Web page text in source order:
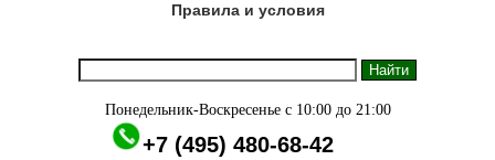
Правила и условия
Понедельник-Воскресенье с 10:00 до 21:00
+7 (495) 480-68-42